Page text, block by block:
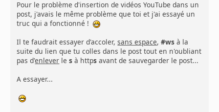
Pour le problème d'insertion de vidéos YouTube dans un
post, j'avais le même problème que toi et j'ai essayé un
truc qui a fonctionné !
Il te faudrait essayer d'accoler,sans espace,#ws à la
suite du lien que tu colles dans le post tout en n'oubliant
pas d'enlever les à https avant de sauvegarder le post...
A essayer...